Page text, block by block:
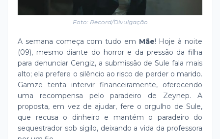
Foto: Record/Divulgação
A semana começa com tudo em Mãe! Hoje à noite
(09), mesmo diante do horror e da pressão da filha
para denunciar Cengiz, a submissão de Sule fala mais
alto; ela prefere o silêncio ao risco de perder o marido.
Gamze tenta intervir financeiramente, oferecendo
uma recompensa pelo paradeiro de Zeynep. A
proposta, em vez de ajudar, fere o orgulho de Sule,
que recusa o dinheiro e mantém o paradeiro do
sequestrador sob sigilo, deixando a vida da professora